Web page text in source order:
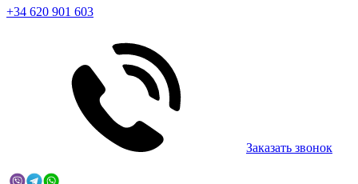
+34 620 901 603
Заказать звонок